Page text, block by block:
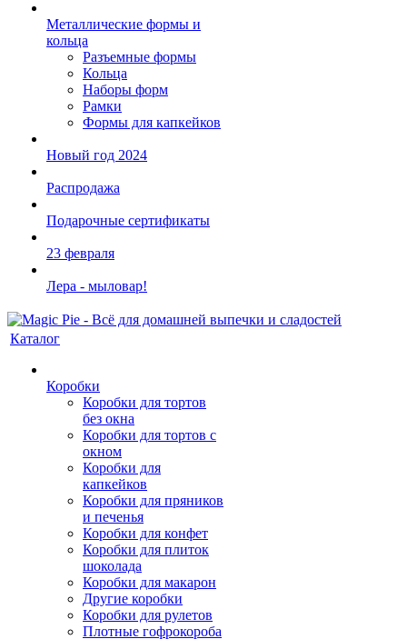
Металлические формы и
кольца
Разъемные формы
Кольца
Наборы форм
Рамки
Формы для капкейков
Новый год 2024
Распродажа
Подарочные сертификаты
23 февраля
Лера - мыловар!
Каталог
Коробки
Коробки для тортов
без окна
Коробки для тортов с
окном
Коробки для
капкейков
Коробки для пряников
и печенья
Коробки для конфет
Коробки для плиток
шоколада
Коробки для макарон
Другие коробки
Коробки для рулетов
Плотные гофрокороба